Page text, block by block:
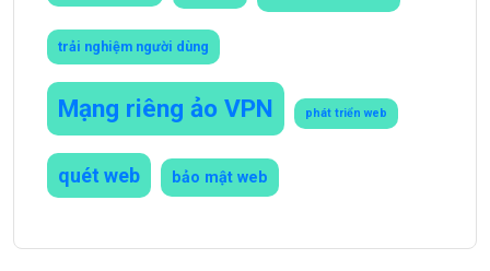
trải nghiệm người dùng
Mạng riêng ảo VPN phát triển web
quét web bảo mật web